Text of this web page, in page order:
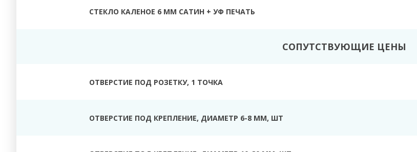
СТЕКЛО КАЛЕНОЕ 6 ММ САТИН + УФ ПЕЧАТЬ
СОПУТСТВУЮЩИЕ ЦЕНЫ
ОТВЕРСТИЕ ПОД РОЗЕТКУ, 1 ТОЧКА
ОТВЕРСТИЕ ПОД КРЕПЛЕНИЕ, ДИАМЕТР 6-8 ММ, ШТ